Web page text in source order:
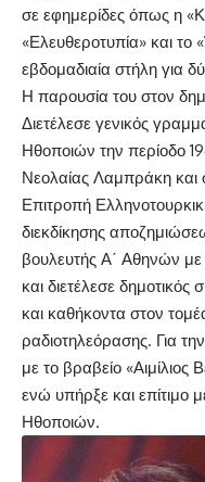
σε εφημερίδες όπως η
«Ελευθεροτυπία» και
εβδομαδιαία στήλη για
Η παρουσία του στον
Διετέλεσε γενικός
Ηθοποιών την περίοδο
Νεολαίας Λαμπράκη και
Επιτροπή
διεκδίκησης
βουλευτής Α΄ Αθηνών
και διετέλεσε
και καθήκοντα στον
ραδιοτηλεόρασης. Για
με το βραβείο
ενώ υπήρξε και επίτιμο
Ηθοποιών.